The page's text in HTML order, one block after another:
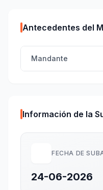
Antecedentes del
Mandante
Información de la
FECHA DE
24-06-2026